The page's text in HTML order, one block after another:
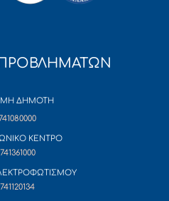
ΔΗΜΟΤΗ
ΚΕΝΤΡΟ